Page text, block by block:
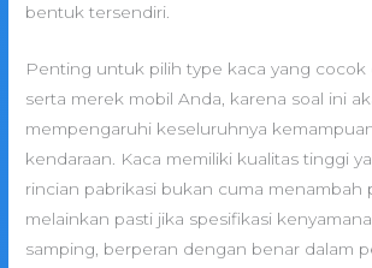
bentuk tersendiri.
Penting untuk pilih type kaca yang
serta merek mobil Anda, karena soal ini
mempengaruhi keseluruhnya
kendaraan. Kaca memiliki kualitas tinggi
rincian pabrikasi bukan cuma menambah
melainkan pasti jika spesifikasi
samping, berperan dengan benar dalam